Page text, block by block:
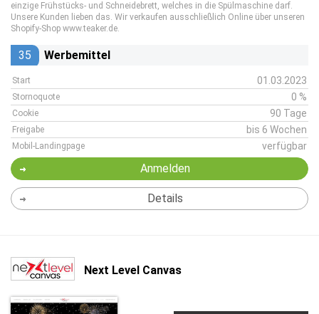
einzige Frühstücks- und Schneidebrett, welches in die Spülmaschine darf.
Unsere Kunden lieben das. Wir verkaufen ausschließlich Online über unseren
Shopify-Shop www.teaker.de.
35 Werbemittel
Start 01.03.2023
Stornoquote 0 %
Cookie 90 Tage
Freigabe bis 6 Wochen
Mobil-Landingpage verfügbar
Anmelden
Details
Next Level Canvas